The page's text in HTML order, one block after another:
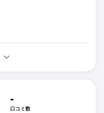
-
口コミ数